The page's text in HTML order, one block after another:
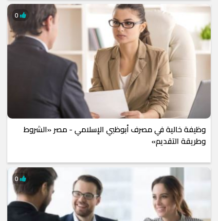
وظيفة خالية في مصرف أبوظبي الإسلامي - مصر «الشروط
وطريقة التقديم»